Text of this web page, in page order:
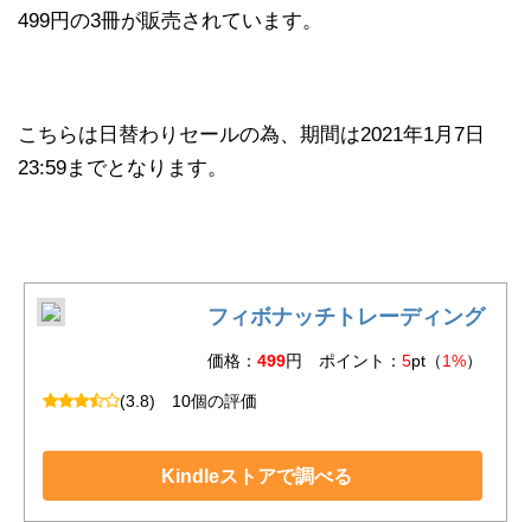
499円の3冊が販売されています。
こちらは日替わりセールの為、期間は2021年1月7日
23:59までとなります。
フィボナッチトレーディング
価格： 499円 ポイント： 5pt（1%）
(3.8) 10個の評価
Kindleストアで調べる